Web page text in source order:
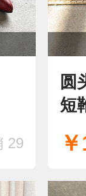
29
圆
短